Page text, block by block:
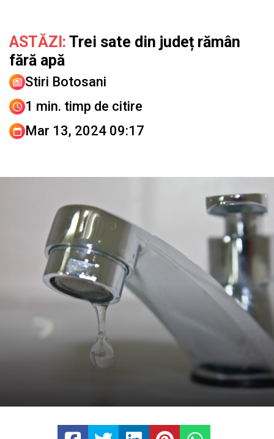
ASTĂZI: Trei sate din județ rămân
fără apă
Stiri Botosani
1 min. timp de citire
Mar 13, 2024 09:17